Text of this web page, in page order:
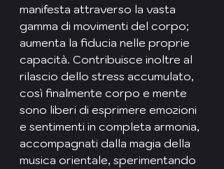
manifesta attraverso la vasta
gamma di movimenti del corpo;
aumenta la fiducia nelle proprie
capacità. Contribuisce inoltre al
rilascio dello stress accumulato,
così finalmente corpo e mente
sono liberi di esprimere emozioni
e sentimenti in completa armonia,
accompagnati dalla magia della
musica orientale, sperimentando